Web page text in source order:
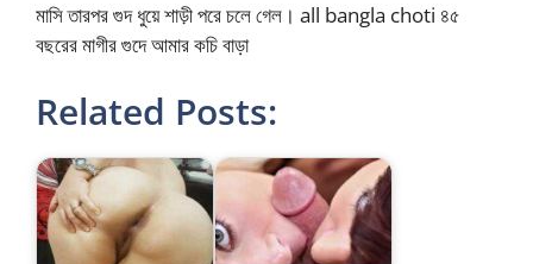
মাসি তারপর গুদ ধুয়ে শাড়ী পরে চলে গেল। all bangla choti ৪৫
বছরের মাগীর গুদে আমার কচি বাড়া
Related Posts: